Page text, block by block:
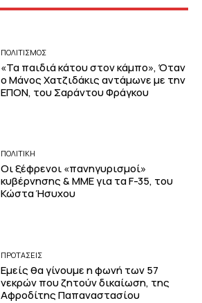
ΠΟΛΙΤΙΣΜΟΣ
«Τα παιδιά κάτου στον κάμπο», Όταν
ο Μάνος Χατζιδάκις αντάμωνε με την
ΕΠΟΝ, του Σαράντου Φράγκου
ΠΟΛΙΤΙΚΗ
Οι ξέφρενοι «πανηγυρισμοί»
κυβέρνησης & ΜΜΕ για τα F-35, του
Κώστα Ήσυχου
ΠΡΟΤΑΣΕΙΣ
Εμείς θα γίνουμε η φωνή των 57
νεκρών που ζητούν δικαίωση, της
Αφροδίτης Παπαναστασίου